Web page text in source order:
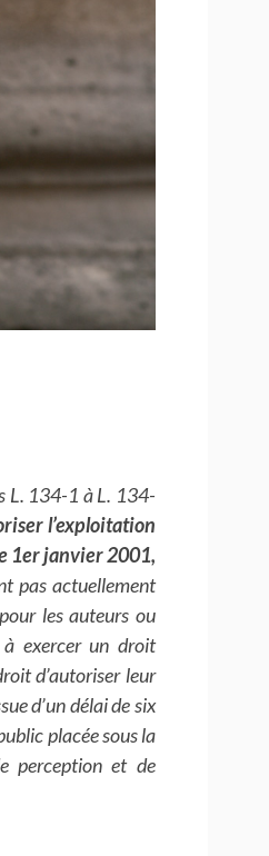
L. 134-1 à L. 134-
l’exploitation
1er janvier 2001,
pas actuellement
les auteurs ou
exercer un droit
d’autoriser leur
d’un délai de six
placée sous la
perception et de